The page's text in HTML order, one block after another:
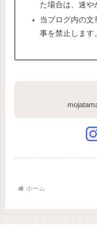
た場合は、速や
当ブログ内の文
事を禁止します
ホーム